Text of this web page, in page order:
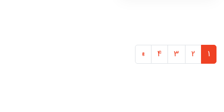
1
2
3
4
»